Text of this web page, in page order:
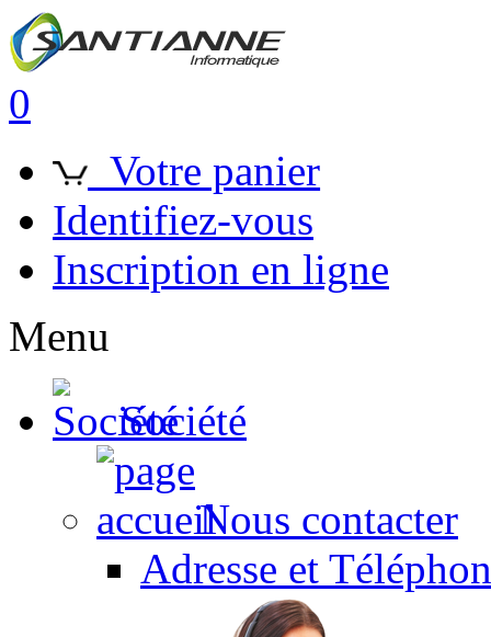
0
Votre panier
Identifiez-vous
Inscription en ligne
Menu
Société
Nous contacter
Adresse et